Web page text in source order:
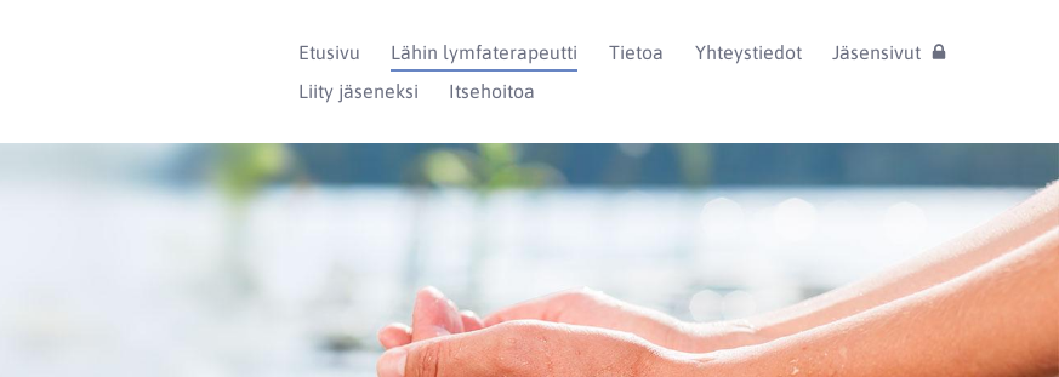
Etusivu Lähin lymfaterapeutti Tietoa Yhteystiedot
Jäsensivut
Liity jäseneksi
Itsehoitoa